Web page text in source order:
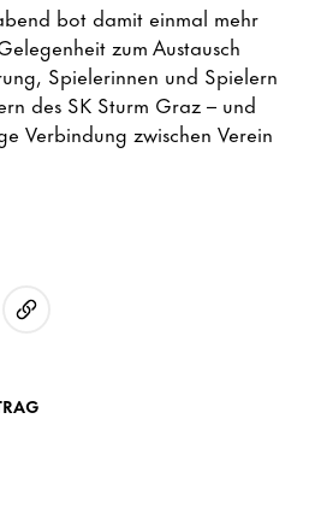
bot damit einmal mehr
zum Austausch
Spielerinnen und Spielern
des SK Sturm Graz – und
Verbindung zwischen Verein